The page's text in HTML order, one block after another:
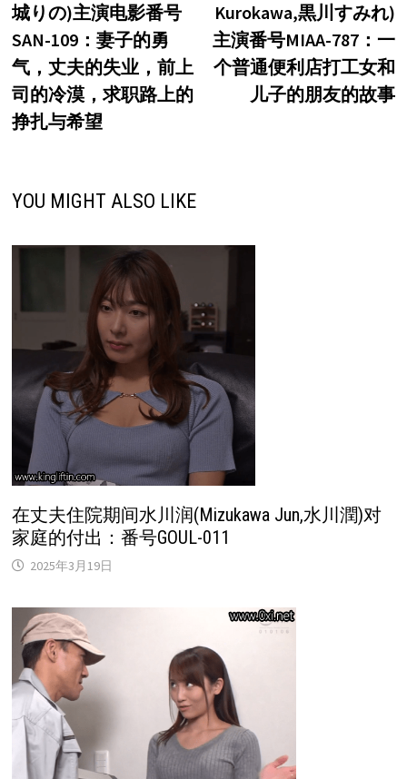
导
航
城りの)主演电影番号
SAN-109：妻子的勇
气，丈夫的失业，前上
司的冷漠，求职路上的
挣扎与希望
Kurokawa,黒川すみれ)
主演番号MIAA-787：一
个普通便利店打工女和
儿子的朋友的故事
YOU MIGHT ALSO LIKE
在丈夫住院期间水川润(Mizukawa Jun,水川潤)对
家庭的付出：番号GOUL-011
2025年3月19日